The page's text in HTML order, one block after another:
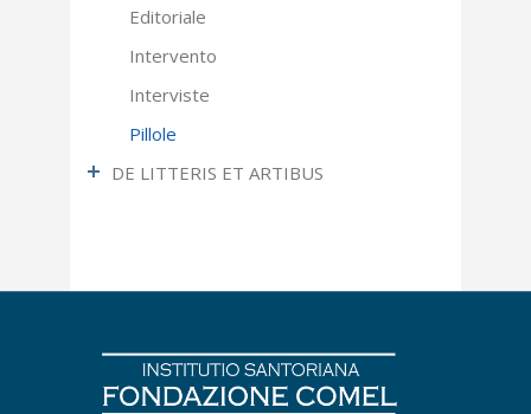
Editoriale
Intervento
Interviste
Pillole
DE LITTERIS ET ARTIBUS
Pittura